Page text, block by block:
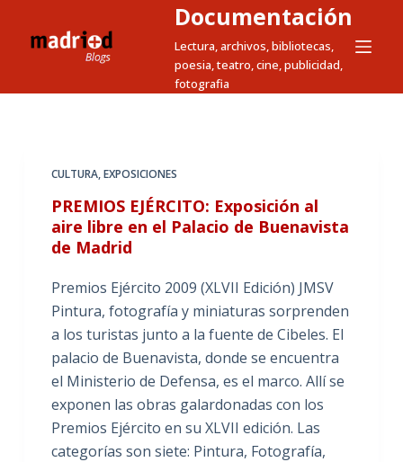
t
Documentación
Lectura, archivos, bibliotecas,
poesia, teatro, cine, publicidad,
fotografia
CULTURA,EXPOSICIONES
PREMIOS EJÉRCITO: Exposición al
aire libre en el Palacio de Buenavista
de Madrid
Premios Ejército 2009 (XLVII Edición) JMSV
Pintura, fotografía y miniaturas sorprenden
a los turistas junto a la fuente de Cibeles. El
palacio de Buenavista, donde se encuentra
el Ministerio de Defensa, es el marco. Allí se
exponen las obras galardonadas con los
Premios Ejército en su XLVII edición. Las
categorías son siete: Pintura, Fotografía,